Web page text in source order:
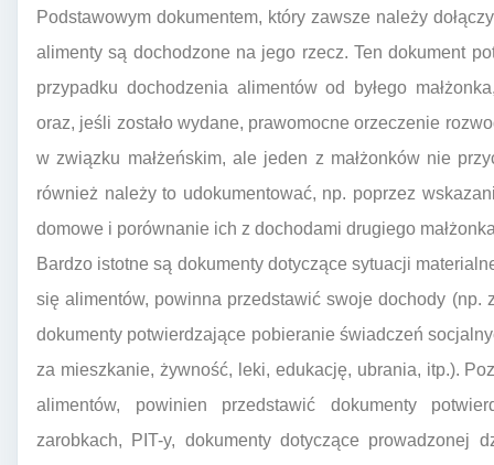
Podstawowym dokumentem, który zawsze należy
alimenty są dochodzone na jego rzecz. Ten dokument
przypadku dochodzenia alimentów od byłego
oraz, jeśli zostało wydane, prawomocne orzeczenie
w związku małżeńskim, ale jeden z małżonków nie
również należy to udokumentować, np. poprzez
domowe i porównanie ich z dochodami drugiego
Bardzo istotne są dokumenty dotyczące sytuacji
się alimentów, powinna przedstawić swoje dochody (np.
dokumenty potwierdzające pobieranie świadczeń
za mieszkanie, żywność, leki, edukację, ubrania, itp.).
alimentów, powinien przedstawić dokumenty
zarobkach, PIT-y, dokumenty dotyczące prowadzonej